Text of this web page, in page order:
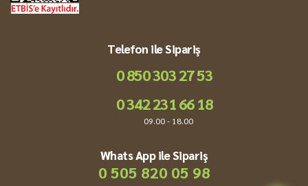
Telefon ile Sipariş
0 850 303 27 53
0 342 231 66 18
09.00 - 18.00
Whats App ile Sipariş
0 505 820 05 98